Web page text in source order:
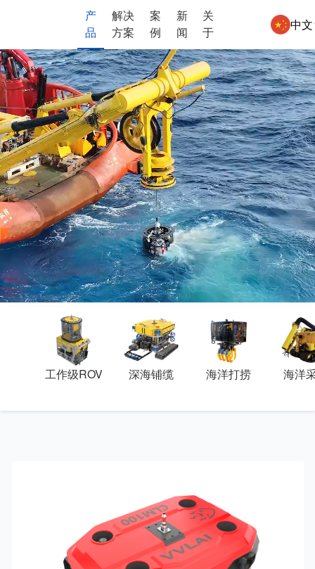
产
品
解决
方案
案
例
新
闻
关
于
中文
工作级ROV 深海铺缆 海洋打捞 海洋